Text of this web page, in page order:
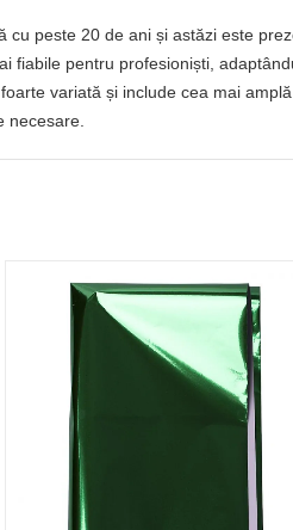
peste 20 de ani și astăzi este
fiabile pentru profesioniști,
variată și include cea mai
necesare.